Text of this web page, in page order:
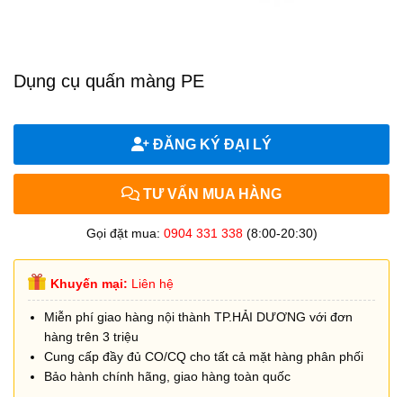
Dụng cụ quấn màng PE
ĐĂNG KÝ ĐẠI LÝ
TƯ VẤN MUA HÀNG
Gọi đặt mua: 0904 331 338(8:00-20:30)
Khuyến mại: Liên hệ
Miễn phí giao hàng nội thành TP.HẢI DƯƠNG với đơn
hàng trên 3 triệu
Cung cấp đầy đủ CO/CQ cho tất cả mặt hàng phân phối
Bảo hành chính hãng, giao hàng toàn quốc